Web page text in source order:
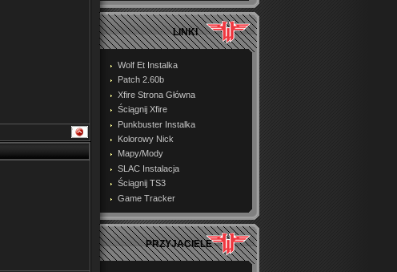
LINKI
Wolf Et Instalka
Patch 2.60b
Xfire Strona Główna
Ściągnij Xfire
Punkbuster Instalka
Kolorowy Nick
Mapy/Mody
SLAC Instalacja
Ściągnij TS3
Game Tracker
PRZYJACIELE